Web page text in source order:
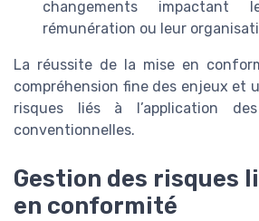
changements impactant
rémunération ou leur
La réussite de la mise en
compréhension fine des enjeux et
risques liés à l’application
conventionnelles.
Gestion des risques
en conformité